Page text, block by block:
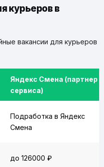
курьеров в
вакансии для курьеров
Яндекс Смена (партнер
сервиса)
Подработка в Яндекс
Смена
до 126000 ₽